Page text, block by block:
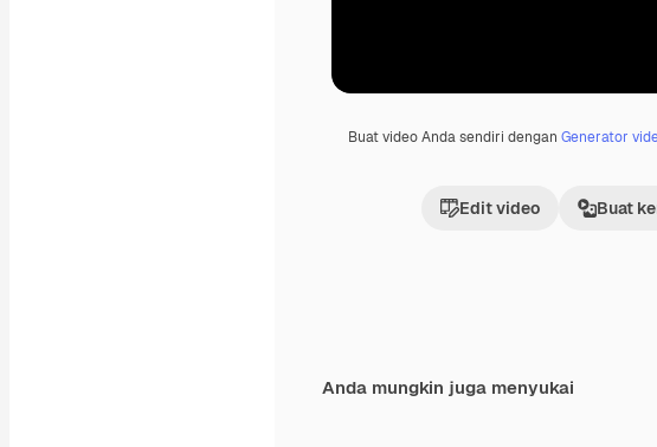
Buat video Anda sendiri dengan Generator
Edit video Buat
Anda mungkin juga menyukai